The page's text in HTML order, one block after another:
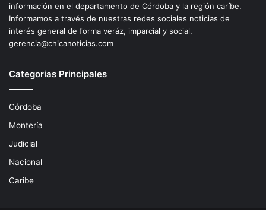
información en el departamento de Córdoba y la región caríbe.
Informamos a través de nuestras redes sociales noticias de
interés general de forma veráz, imparcial y social.
gerencia@chicanoticias.com
Categorias Principales
Córdoba
Montería
Judicial
Nacional
Caribe